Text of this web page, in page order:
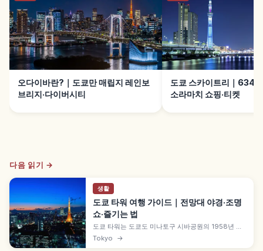
오다이바란?｜도쿄만 매립지 레인보
브리지·다이버시티
도쿄 스카이트리｜
소라마치 쇼핑·티켓
다음 읽기 →
생활
도쿄 타워 여행 가이드｜전망대 야경·조명
쇼·즐기는 법
도쿄 타워는 도쿄도 미나토구 시바공원의 1958년 개
업한 333m 종합 전파탑입니다. 메인 데크(150m)에
는 유리 바닥 스카이워크 윈도우와 타워 다이진구, 톱
Tokyo →